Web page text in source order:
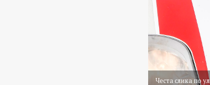
Честа слика по